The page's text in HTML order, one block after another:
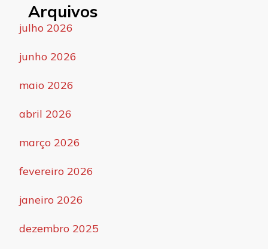
Arquivos
julho 2026
junho 2026
maio 2026
abril 2026
março 2026
fevereiro 2026
janeiro 2026
dezembro 2025